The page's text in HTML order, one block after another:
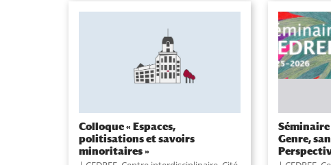
Colloque « Espaces,
politisations et savoirs
minoritaires »
Séminaire
Genre,